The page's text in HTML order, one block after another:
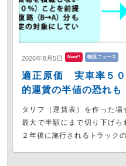
2026年8月5日 New!! 物流ニュース
適正原価 実車率５
的運賃の半値の恐れも
タリフ（運賃表）を作った
最大で半額にまで切り下げら
２年後に施行されるトラック